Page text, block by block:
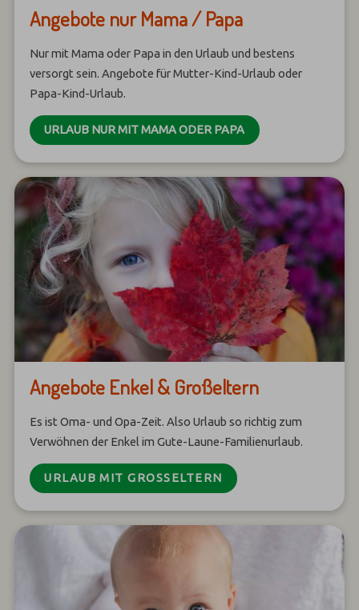
Angebote nur Mama / Papa
Nur mit Mama oder Papa in den Urlaub und bestens
versorgt sein. Angebote für Mutter-Kind-Urlaub oder
Papa-Kind-Urlaub.
URLAUB NUR MIT MAMA ODER PAPA
Angebote Enkel & Großeltern
Es ist Oma- und Opa-Zeit. Also Urlaub so richtig zum
Verwöhnen der Enkel im Gute-Laune-Familienurlaub.
URLAUB MIT GROSSELTERN